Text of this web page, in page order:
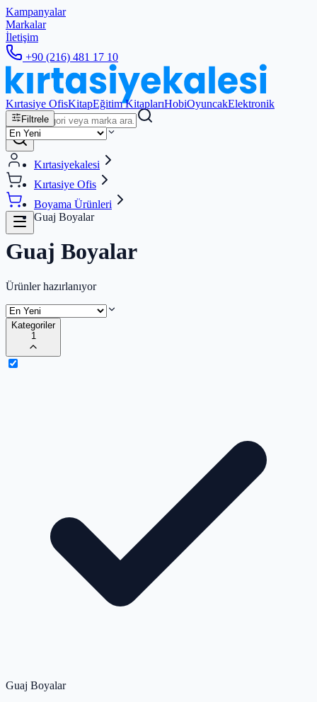
Kampanyalar
Markalar
İletişim
+90 (216) 481 17 10
Kırtasiye OfisKitapEğitim KitaplarıHobiOyuncakElektronik
Filtrele
Kırtasiyekalesi
Kırtasiye Ofis
Boyama Ürünleri
Guaj Boyalar
Guaj Boyalar
Ürünler hazırlanıyor
Kategoriler
1
Guaj Boyalar